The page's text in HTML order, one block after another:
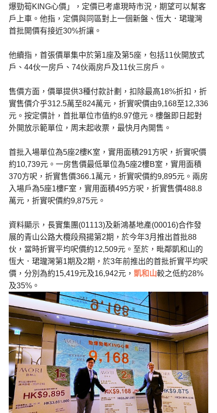
爆勁筍KING心價」，定價已考慮現時市況，期望可以幫客
戶上車。他指，定價與同區對上一個新盤、恆大．珺瓏灣
首批開價有接近30%折讓。
他續指，首張價單集中於第1座及第5座，包括11伙開放式
戶、44伙一房戶、74伙兩房戶及11伙三房戶。
售價方面，價單提供3種付款計劃，扣除最高18%折扣，折
實售價介乎312.5萬至824萬元，折實呎價由9,168至12,336
元。按定價計，首批單位市值約8.97億元。樓盤即日起對
外開放示範單位，周末起收票，最快月內開售。
首批入場單位為5座2樓K室，實用面積291方呎，折實呎價
約10,739元。一房售價最低單位為5座2樓B室，實用面積
370方呎，折實售價366.1萬元，折實呎價約9,895元。兩房
入場戶為5座1樓F室，實用面積495方呎，折實售價488.8
萬元，折實呎價約9,875元。
資料顯示，長實集團(01113)及新鴻基地產(00016)合作發
展的青山公路大欖段飛揚第2期，於今年3月推出首批88
伙，當時折實平均呎價約12,509元。至於，毗鄰凱和山的
恆大．珺瓏灣第1期及2期，於3年前推出的首批折實平均呎
價，分別為約15,419元及16,942元， 凱和山較之低約28%
及35%。